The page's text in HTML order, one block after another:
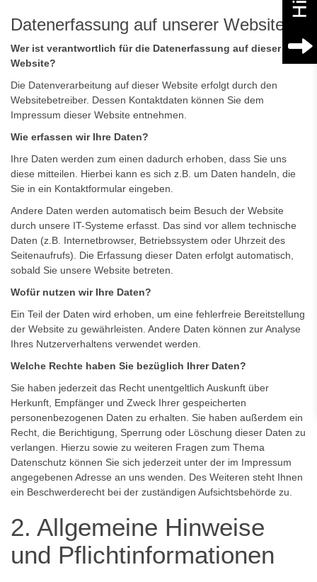
Datenerfassung auf unserer Website
Wer ist verantwortlich für die Datenerfassung auf dieser
Website?
Die Datenverarbeitung auf dieser Website erfolgt durch den
Websitebetreiber. Dessen Kontaktdaten können Sie dem
Impressum dieser Website entnehmen.
Wie erfassen wir Ihre Daten?
Ihre Daten werden zum einen dadurch erhoben, dass Sie uns
diese mitteilen. Hierbei kann es sich z.B. um Daten handeln, die
Sie in ein Kontaktformular eingeben.
Andere Daten werden automatisch beim Besuch der Website
durch unsere IT-Systeme erfasst. Das sind vor allem technische
Daten (z.B. Internetbrowser, Betriebssystem oder Uhrzeit des
Seitenaufrufs). Die Erfassung dieser Daten erfolgt automatisch,
sobald Sie unsere Website betreten.
Wofür nutzen wir Ihre Daten?
Ein Teil der Daten wird erhoben, um eine fehlerfreie Bereitstellung
der Website zu gewährleisten. Andere Daten können zur Analyse
Ihres Nutzerverhaltens verwendet werden.
Welche Rechte haben Sie bezüglich Ihrer Daten?
Sie haben jederzeit das Recht unentgeltlich Auskunft über
Herkunft, Empfänger und Zweck Ihrer gespeicherten
personenbezogenen Daten zu erhalten. Sie haben außerdem ein
Recht, die Berichtigung, Sperrung oder Löschung dieser Daten zu
verlangen. Hierzu sowie zu weiteren Fragen zum Thema
Datenschutz können Sie sich jederzeit unter der im Impressum
angegebenen Adresse an uns wenden. Des Weiteren steht Ihnen
ein Beschwerderecht bei der zuständigen Aufsichtsbehörde zu.
2. Allgemeine Hinweise
und Pflichtinformationen